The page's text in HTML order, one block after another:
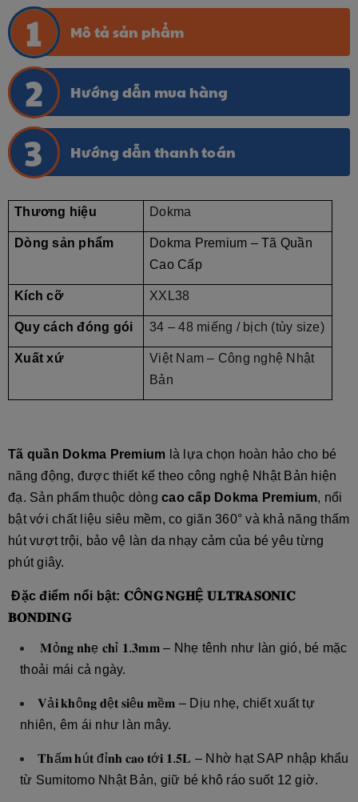
Mô tả sản phẩm
Hướng dẫn mua hàng
Hướng dẫn thanh toán
Thương hiệu Dokma
Dòng sản phẩm
Dokma Premium – Tã Quần
Cao Cấp
Kích cỡ XXL38
Quy cách đóng gói 34 – 48 miếng / bịch (tùy size)
Xuất xứ
Việt Nam – Công nghệ Nhật
Bản
Tã quần Dokma Premium là lựa chọn hoàn hảo cho bé
năng động, được thiết kế theo công nghệ Nhật Bản hiện
đạ. Sản phẩm thuộc dòng cao cấp Dokma Premium, nổi
bật với chất liệu siêu mềm, co giãn 360° và khả năng thấm
hút vượt trội, bảo vệ làn da nhạy cảm của bé yêu từng
phút giây.
Đặc điểm nổi bật: 𝐂Ô𝐍𝐆𝐍𝐆𝐇Ệ𝐔𝐋𝐓𝐑𝐀𝐒𝐎𝐍𝐈𝐂
𝐁𝐎𝐍𝐃𝐈𝐍𝐆
𝐌ỏ𝐧𝐠 𝐧𝐡ẹ 𝐜𝐡ỉ 𝟏.𝟑𝐦𝐦– Nhẹ tênh như làn gió, bé mặc
thoải mái cả ngày.
𝐕ả𝐢𝐤𝐡ô𝐧𝐠 𝐝ệ𝐭 𝐬𝐢ê𝐮 𝐦ề𝐦 – Dịu nhẹ, chiết xuất tự
nhiên, êm ái như làn mây.
𝐓𝐡ấ𝐦𝐡ú𝐭 đỉ𝐧𝐡 𝐜𝐚𝐨 𝐭ớ𝐢 𝟏.𝟓𝐋 – Nhờ hạt SAP nhập khẩu
từ Sumitomo Nhật Bản, giữ bé khô ráo suốt 12 giờ.